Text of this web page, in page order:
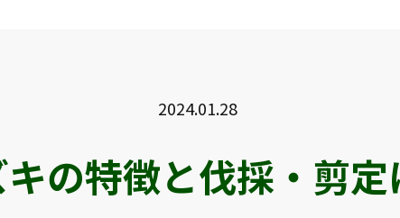
2024.01.28
の特徴と伐採・剪